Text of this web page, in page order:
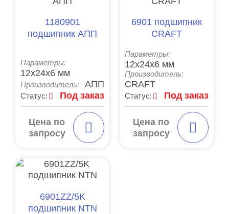
1180901
подшипник АПП
Параметры:
12x24x6 мм
Производитель: АПП
Статус: Под заказ
Цена по
запросу
6901 подшипник
CRAFT
Параметры:
12x24x6 мм
Производитель:
CRAFT
Статус: Под заказ
Цена по
запросу
6901ZZ/5K
подшипник NTN